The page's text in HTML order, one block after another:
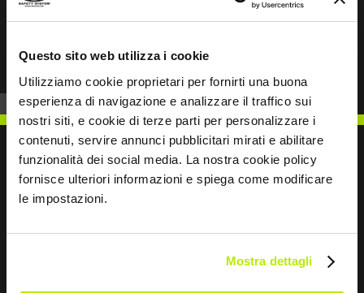
Questo sito web utilizza i cookie
Utilizziamo cookie proprietari per fornirti una buona
esperienza di navigazione e analizzare il traffico sui
nostri siti, e cookie di terze parti per personalizzare i
contenuti, servire annunci pubblicitari mirati e abilitare
funzionalità dei social media. La nostra cookie policy
fornisce ulteriori informazioni e spiega come modificare
le impostazioni.
Mostra dettagli
Prev Next